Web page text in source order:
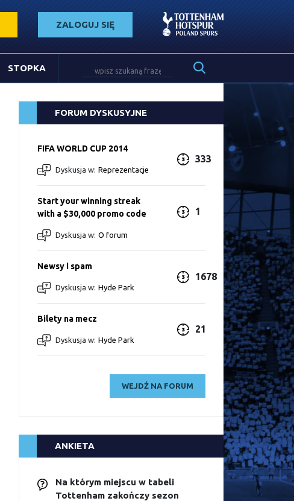
ZALOGUJ SIĘ
STOPKA
FORUM DYSKUSYJNE
FIFA WORLD CUP 2014
Dyskusja w: Reprezentacje
333
Start your winning streak
with a $30,000 promo code
Dyskusja w: O forum
1
Newsy i spam
Dyskusja w: Hyde Park
1678
Bilety na mecz
Dyskusja w: Hyde Park
21
WEJDŹ NA FORUM
ANKIETA
Na którym miejscu w tabeli
Tottenham zakończy sezon